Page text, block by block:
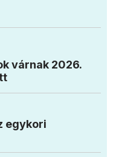
várnak 2026.
egykori